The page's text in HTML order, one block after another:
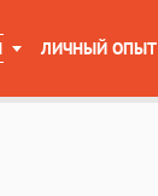
ЛИЧНЫЙ ОПЫТ